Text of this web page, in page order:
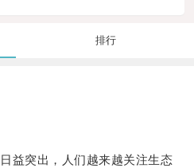
排行
突出，人们越来越关注生态